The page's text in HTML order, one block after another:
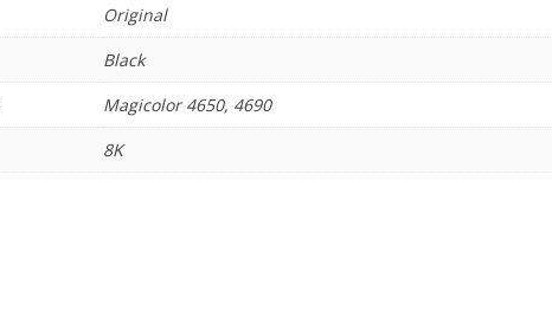
Original
Black
Magicolor 4650, 4690
8K